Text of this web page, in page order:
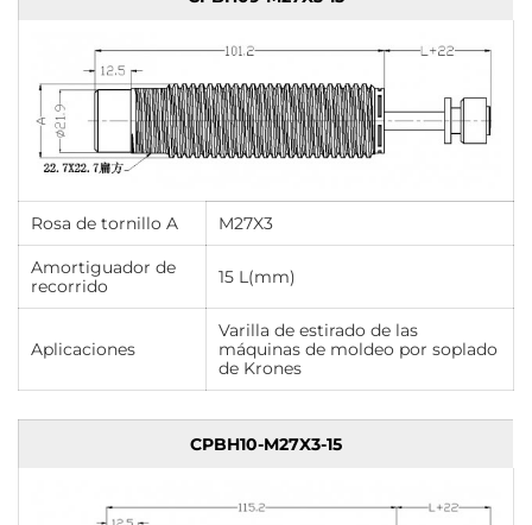
Rosa de tornillo A M27X3
Amortiguador de
recorrido
15 L(mm)
Aplicaciones
Varilla de estirado de las
máquinas de moldeo por soplado
de Krones
CPBH10-M27X3-15